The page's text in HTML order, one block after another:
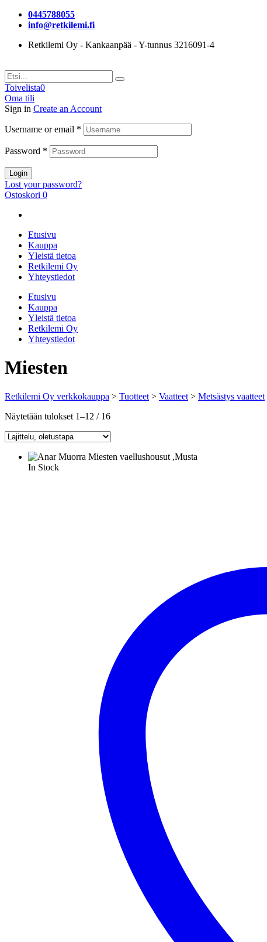
0445788055
info@retkilemi.fi
Retkilemi Oy - Kankaanpää - Y-tunnus 3216091-4
Toivelista0
Oma tili
Sign in Create an Account
Username or email *
Password *
Login
Lost your password?
Ostoskori 0
Etusivu
Kauppa
Yleistä tietoa
Retkilemi Oy
Yhteystiedot
Etusivu
Kauppa
Yleistä tietoa
Retkilemi Oy
Yhteystiedot
Miesten
Retkilemi Oy verkkokauppa > Tuotteet > Vaatteet > Metsästys vaatteet
Näytetään tulokset 1–12 / 16
In Stock